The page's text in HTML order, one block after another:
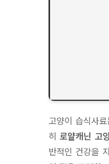
고양이 습식사
히로얄캐닌 고
반적인 건강을